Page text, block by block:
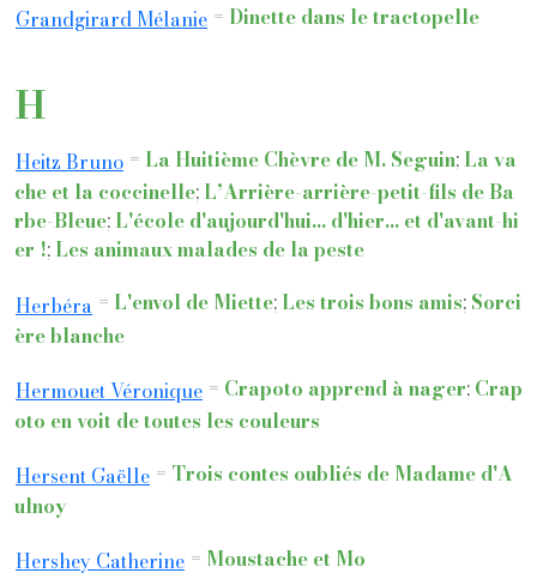
Grandgirard Mélanie = Dinette dans le tractopelle
H
Heitz Bruno = La Huitième Chèvre de M. Seguin;La va
che et la coccinelle;L’Arrière-arrière-petit-fils de Ba
rbe-Bleue;L'école d'aujourd'hui... d'hier... et d'avant-hi
er !;Les animaux malades de la peste
Herbéra = L'envol de Miette;Les trois bons amis; Sorci
ère blanche
Hermouet Véronique = Crapoto apprend à nager; Crap
oto en voit de toutes les couleurs
Hersent Gaëlle = Trois contes oubliés de Madame d'A
ulnoy
Hershey Catherine = Moustache et Mo